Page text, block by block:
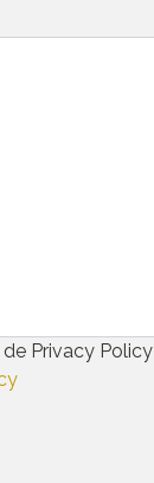
Privacy Policy